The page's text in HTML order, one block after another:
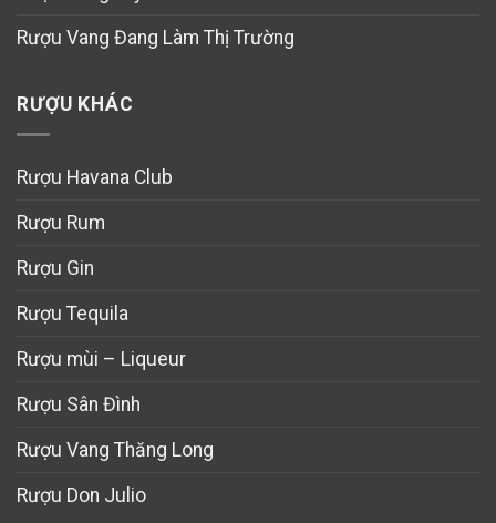
Rượu Vang Đang Làm Thị Trường
RƯỢU KHÁC
Rượu Havana Club
Rượu Rum
Rượu Gin
Rượu Tequila
Rượu mùi – Liqueur
Rượu Sân Đình
Rượu Vang Thăng Long
Rượu Don Julio